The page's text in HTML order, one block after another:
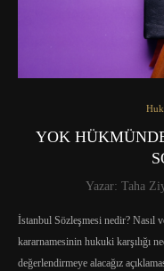
YOK
Yazar: Taha
İstanbul Sözleşmesi nedir? Nasıl
kararnamesinin hukuki karşılığı
değerlendirmeye alacağız